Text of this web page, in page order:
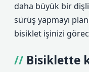
daha büyük bir
sürüş yapmayı
bisiklet işinizi
Bisiklette